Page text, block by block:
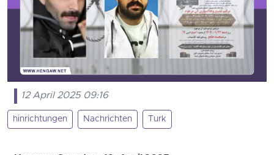
12 April 2025 09:16
hinrichtungen Nachrichten Turk